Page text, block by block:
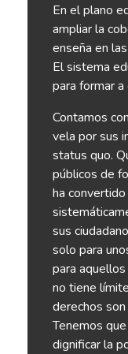
En el plano
ampliar la
enseña en
El sistema
para formar a
Contamos
vela por sus
status quo.
públicos de
ha
sus
solo para
para
no tiene
derechos
Tenemos
dignificar la